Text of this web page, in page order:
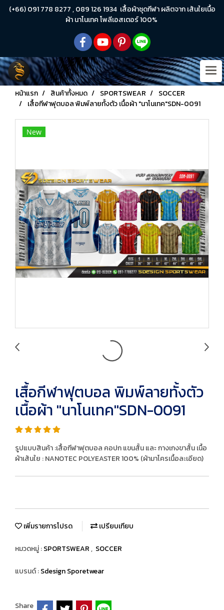
(+66) 091 778 8277 , 089 126 1934 เสื้อผ้าชุดกีฬา ผลิตจาก เส้นใยเนื้อ
ผ้า นาโนเทค โพลีเอสเตอร์ 100%
หน้าแรก สินค้าทั้งหมด SPORTSWEAR
SOCCER
เสื้อกีฬาฟุตบอล พิมพ์ลายทั้งตัว เนื้อผ้า "นาโนเทค"SDN-0091
New
เสื้อกีฬาฟุตบอล พิมพ์ลายทั้งตัว
เนื้อผ้า "นาโนเทค"SDN-0091
รูปแบบสินค้า :เสื้อกีฬาฟุตบอล คอปก แขนสั้น และ กางเกงขาสั้น เนื้อ
ผ้าเส้นใย : NANOTEC POLYEASTER 100% (ผ้ามาโครเนื้อละเอียด)
เพิ่มรายการโปรด เปรียบเทียบ
หมวดหมู่ :SPORTSWEAR, SOCCER
แบรนด์ :Sdesign Sporetwear
Share